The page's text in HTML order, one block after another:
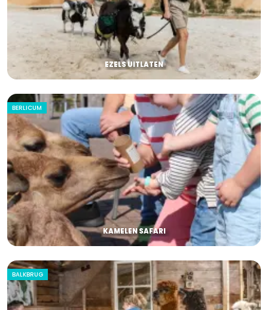
EZELS UITLATEN
BERLICUM
KAMELEN SAFARI
BALKBRUG